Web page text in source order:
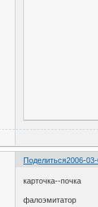
Поделиться2006-
карточка--почка
фалоэмитатор